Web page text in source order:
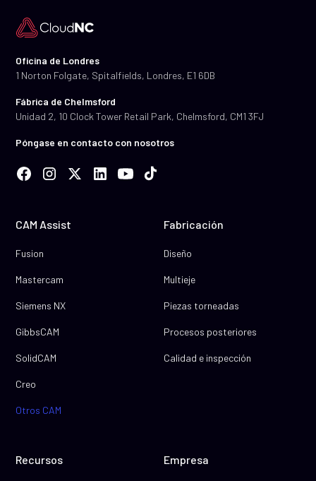
Oficina de Londres
1 Norton Folgate, Spitalfields, Londres, E1 6DB
Fábrica de Chelmsford
Unidad 2, 10 Clock Tower Retail Park, Chelmsford, CM1 3FJ
Póngase en contacto con nosotros
CAM Assist
Fusion
Mastercam
Siemens NX
GibbsCAM
SolidCAM
Creo
Otros CAM
Fabricación
Diseño
Multieje
Piezas torneadas
Procesos posteriores
Calidad e inspección
Recursos Empresa